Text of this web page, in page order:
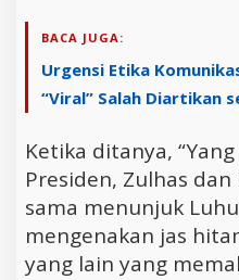
BACA JUGA:
Urgensi Etika
“Viral” Salah Diartikan
Ketika ditanya,
Presiden, Zulhas
sama menunjuk
mengenakan jas
yang lain yang